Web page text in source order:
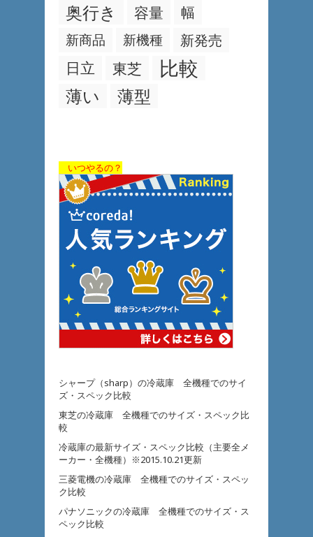
奥行き 容量 幅
新商品 新機種 新発売
日立 東芝 比較
薄い 薄型
いつやるの？
シャープ（sharp）の冷蔵庫 全機種でのサイ
ズ・スペック比較
東芝の冷蔵庫 全機種でのサイズ・スペック比
較
冷蔵庫の最新サイズ・スペック比較（主要全メ
ーカー・全機種）※2015.10.21更新
三菱電機の冷蔵庫 全機種でのサイズ・スペッ
ク比較
パナソニックの冷蔵庫 全機種でのサイズ・ス
ペック比較